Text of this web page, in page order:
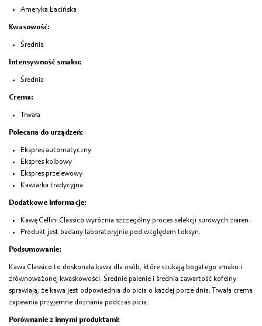
Ameryka Łacińska
Kwasowość:
Średnia
Intensywność smaku:
Średnia
Crema:
Trwała
Polecana do urządzeń:
Ekspres automatyczny
Ekspres kolbowy
Ekspres przelewowy
Kawiarka tradycyjna
Dodatkowe informacje:
Kawę Cellini Classico wyróżnia szczególny proces selekcji surowych ziaren.
Produkt jest badany laboratoryjnie pod względem toksyn.
Podsumowanie:
Kawa Classico to doskonała kawa dla osób, które szukają bogatego smaku i
zrównoważonej kwaskowości. Średnie palenie i średnia zawartość kofeiny
sprawiają, że kawa jest odpowiednia do picia o każdej porze dnia. Trwała crema
zapewnia przyjemne doznania podczas picia.
Porównanie z innymi produktami: